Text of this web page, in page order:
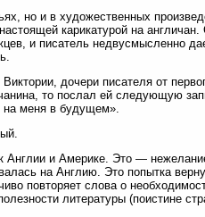
но и в художественных
карикатурой на
и писатель недвусмысленно
дочери писателя от
то послал ей следующую
на меня в будущем».
и Америке. Это —
на Англию. Это попытка
повторяет слова о
литературы (поистине